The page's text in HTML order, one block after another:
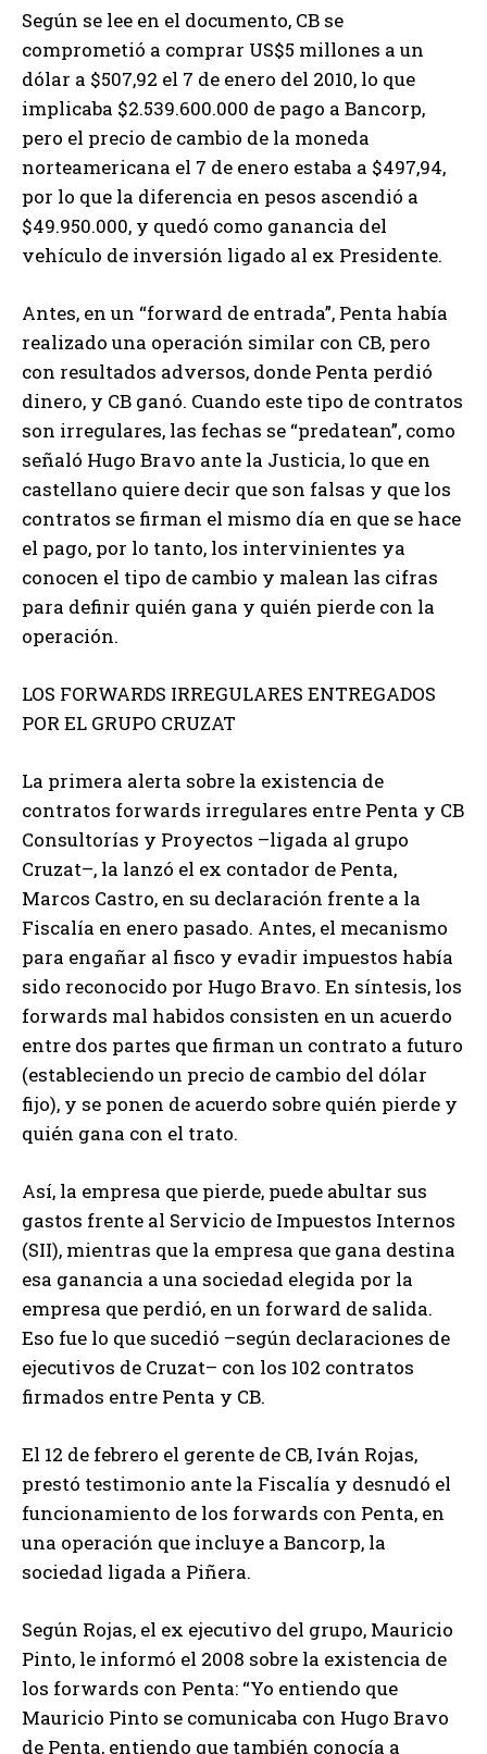
Según se lee en el documento, CB se
comprometió a comprar US$5 millones a un
dólar a $507,92 el 7 de enero del 2010, lo que
implicaba $2.539.600.000 de pago a Bancorp,
pero el precio de cambio de la moneda
norteamericana el 7 de enero estaba a $497,94,
por lo que la diferencia en pesos ascendió a
$49.950.000, y quedó como ganancia del
vehículo de inversión ligado al ex Presidente.
Antes, en un “forward de entrada”, Penta había
realizado una operación similar con CB, pero
con resultados adversos, donde Penta perdió
dinero, y CB ganó. Cuando este tipo de contratos
son irregulares, las fechas se “predatean”, como
señaló Hugo Bravo ante la Justicia, lo que en
castellano quiere decir que son falsas y que los
contratos se firman el mismo día en que se hace
el pago, por lo tanto, los intervinientes ya
conocen el tipo de cambio y malean las cifras
para definir quién gana y quién pierde con la
operación.
LOS FORWARDS IRREGULARES ENTREGADOS
POR EL GRUPO CRUZAT
La primera alerta sobre la existencia de
contratos forwards irregulares entre Penta y CB
Consultorías y Proyectos –ligada al grupo
Cruzat–, la lanzó el ex contador de Penta,
Marcos Castro, en su declaración frente a la
Fiscalía en enero pasado. Antes, el mecanismo
para engañar al fisco y evadir impuestos había
sido reconocido por Hugo Bravo. En síntesis, los
forwards mal habidos consisten en un acuerdo
entre dos partes que firman un contrato a futuro
(estableciendo un precio de cambio del dólar
fijo), y se ponen de acuerdo sobre quién pierde y
quién gana con el trato.
Así, la empresa que pierde, puede abultar sus
gastos frente al Servicio de Impuestos Internos
(SII), mientras que la empresa que gana destina
esa ganancia a una sociedad elegida por la
empresa que perdió, en un forward de salida.
Eso fue lo que sucedió –según declaraciones de
ejecutivos de Cruzat– con los 102 contratos
firmados entre Penta y CB.
El 12 de febrero el gerente de CB, Iván Rojas,
prestó testimonio ante la Fiscalía y desnudó el
funcionamiento de los forwards con Penta, en
una operación que incluye a Bancorp, la
sociedad ligada a Piñera.
Según Rojas, el ex ejecutivo del grupo, Mauricio
Pinto, le informó el 2008 sobre la existencia de
los forwards con Penta: “Yo entiendo que
Mauricio Pinto se comunicaba con Hugo Bravo
de Penta, entiendo que también conocía a